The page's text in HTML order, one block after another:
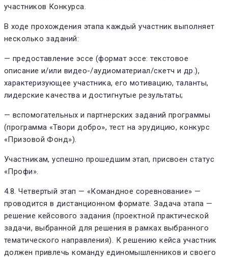
участников Конкурса.
В ходе прохождения этапа каждый участник выполняет
несколько заданий:
— предоставление эссе (формат эссе: текстовое
описание и/или видео-/аудиоматериал/скетч и др.),
характеризующее участника, его мотивацию, таланты,
лидерские качества и достигнутые результаты;
— вспомогательных и партнерских заданий программы
(программа «Твори добро», тест на эрудицию, конкурс
«Призовой Фонд»).
Участникам, успешно прошедшим этап, присвоен статус
«Профи».
4.8. Четвертый этап — «Командное соревнование» —
проводится в дистанционном формате. Задача этапа —
решение кейсового задания (проектной практической
задачи, выбранной для решения в рамках выбранного
тематического направления). К решению кейса участник
должен привлечь команду единомышленников и своего